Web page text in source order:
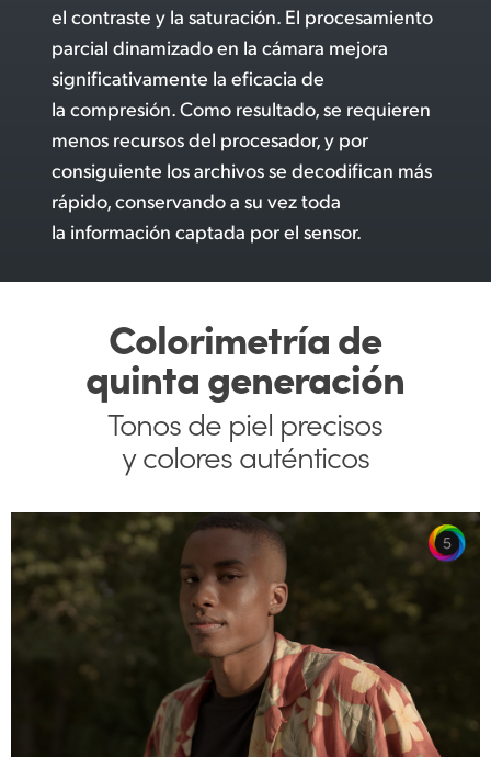
el contraste y la saturación. El procesamiento
parcial dinamizado en la cámara mejora
significativamente la eficacia de
la compresión.Como resultado, se requieren
menos recursos del procesador, y por
consiguiente los archivosse decodifican más
rápido, conservando a su vez toda
la información captada por el sensor.
Colorimetría de
quinta generación
Tonos de piel precisos
y colores auténticos